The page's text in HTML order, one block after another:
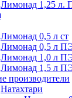
Лимонад 1,25 л.
Лимонад 0,5 л ст
Лимонад 0,5 л
Лимонад 1,0 л
Лимонад 1,5 л
производители
Натахтари